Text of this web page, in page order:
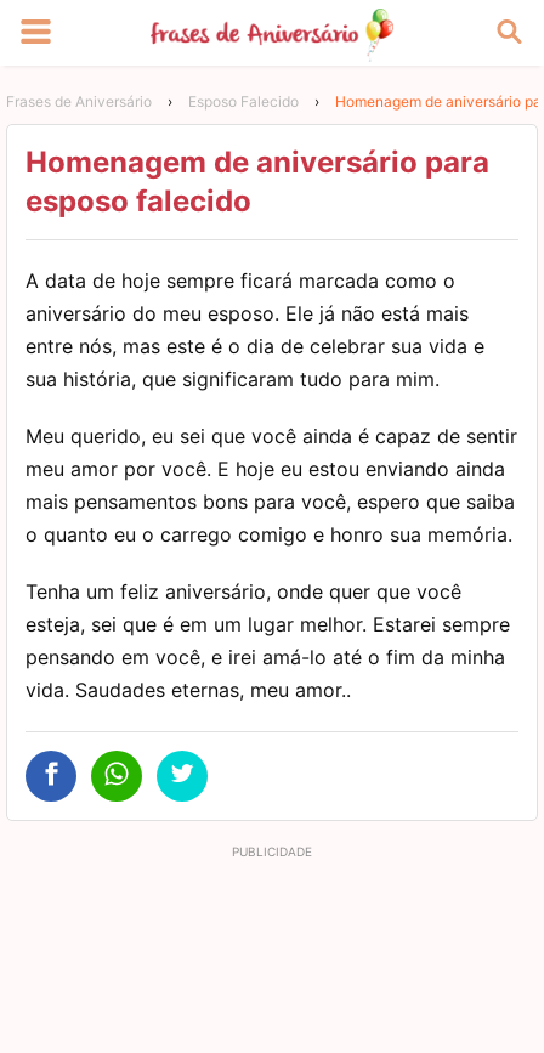
Frases de Aniversário › Esposo Falecido › Homenagem de aniversário
Homenagem de aniversário para
esposo falecido
A data de hoje sempre ficará marcada como o
aniversário do meu esposo. Ele já não está mais
entre nós, mas este é o dia de celebrar sua vida e
sua história, que significaram tudo para mim.
Meu querido, eu sei que você ainda é capaz de sentir
meu amor por você. E hoje eu estou enviando ainda
mais pensamentos bons para você, espero que saiba
o quanto eu o carrego comigo e honro sua memória.
Tenha um feliz aniversário, onde quer que você
esteja, sei que é em um lugar melhor. Estarei sempre
pensando em você, e irei amá-lo até o fim da minha
vida. Saudades eternas, meu amor..